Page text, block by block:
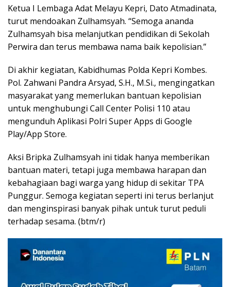
Ketua I Lembaga Adat Melayu Kepri, Dato Atmadinata,
turut mendoakan Zulhamsyah. “Semoga ananda
Zulhamsyah bisa melanjutkan pendidikan di Sekolah
Perwira dan terus membawa nama baik kepolisian.”
Di akhir kegiatan, Kabidhumas Polda Kepri Kombes.
Pol. Zahwani Pandra Arsyad, S.H., M.Si., mengingatkan
masyarakat yang memerlukan bantuan kepolisian
untuk menghubungi Call Center Polisi 110 atau
mengunduh Aplikasi Polri Super Apps di Google
Play/App Store.
Aksi Bripka Zulhamsyah ini tidak hanya memberikan
bantuan materi, tetapi juga membawa harapan dan
kebahagiaan bagi warga yang hidup di sekitar TPA
Punggur. Semoga kegiatan seperti ini terus berlanjut
dan menginspirasi banyak pihak untuk turut peduli
terhadap sesama. (btm/r)